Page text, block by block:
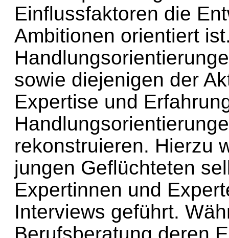
Einflussfaktoren die
Ambitionen orientiert
sowie diejenigen der
Expertise und
rekonstruieren. Hierzu
jungen Geflüchteten
Expertinnen und
Interviews geführt.